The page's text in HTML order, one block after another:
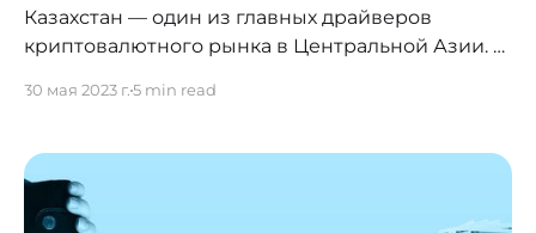
Казахстан — один из главных драйверов
криптовалютного рынка в Центральной Азии. О
red_mad_robot Central Asia. Децентрализация
экономики набирает обороты по всему миру —
и в основе этого тренда лежит, конечно,
30 мая 2023 г.5 min read